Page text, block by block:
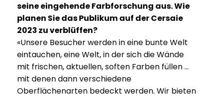
seine eingehende Farbforschung aus. Wie
planen Sie das Publikum auf der Cersaie
2023 zu verblüffen?
«Unsere Besucher werden in eine bunte Welt
eintauchen, eine Welt, in der sich die Wände
mit frischen, aktuellen, soften Farben füllen …
mit denen dann verschiedene
Oberflächenarten bedeckt werden. Wir bieten